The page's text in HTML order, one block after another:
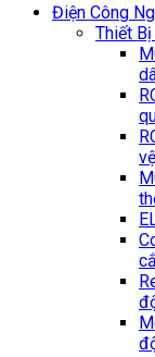
Điện Công
Thiết